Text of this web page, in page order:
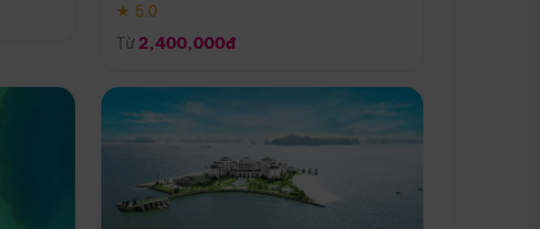
★ 5.0
Từ 2,400,000đ